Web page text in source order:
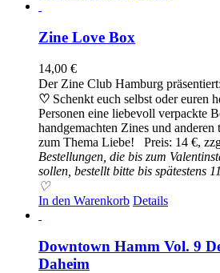
Zine Love Box
14,00 €
Der Zine Club Hamburg präsentiert:
♡ Schenkt euch selbst oder euren
Personen eine liebevoll verpackte
handgemachten Zines und
zum Thema Liebe! Preis: 14 €,
Bestellungen, die bis zum
sollen, bestellt bitte bis spätestens
♡
In den Warenkorb Details
Downtown Hamm Vol. 9
Daheim